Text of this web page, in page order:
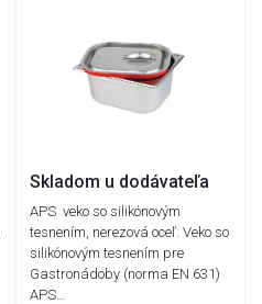
Skladom u dodávateľa
APS veko so silikónovým
tesnením, nerezová oceľ. Veko so
silikónovým tesnením pre
Gastronádoby (norma EN 631)
APS…